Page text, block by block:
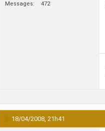
Messages
472
18/04/2008, 21h41